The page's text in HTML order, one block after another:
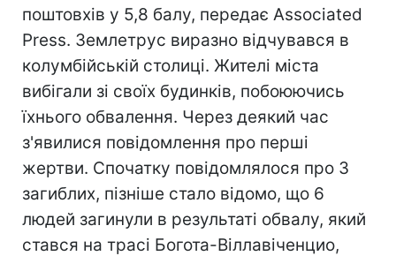
поштовхів у 5,8 балу, передає Associated
Press. Землетрус виразно відчувався в
колумбійській столиці. Жителі міста
вибігали зі своїх будинків, побоюючись
їхнього обвалення. Через деякий час
з'явилися повідомлення про перші
жертви. Спочатку повідомлялося про 3
загиблих, пізніше стало відомо, що 6
людей загинули в результаті обвалу, який
стався на трасі Богота-Віллавіченцио,